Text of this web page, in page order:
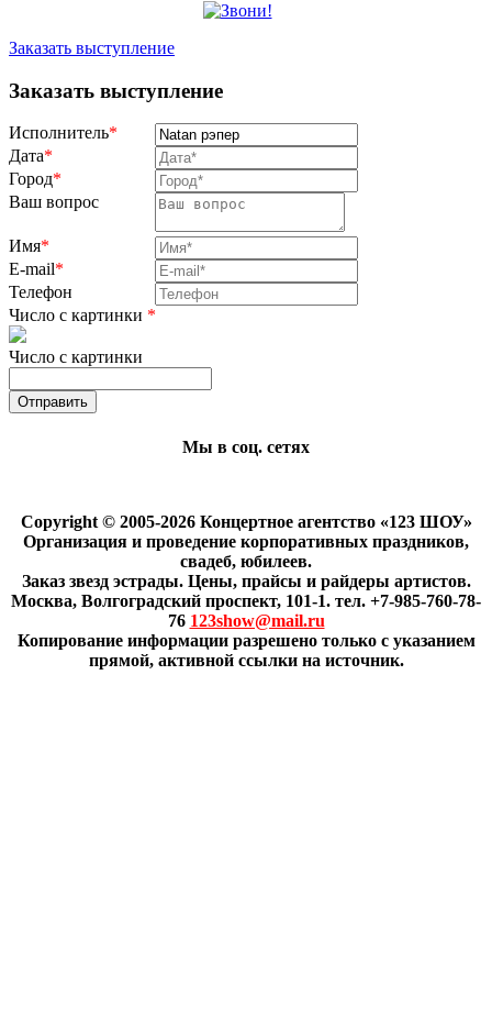
Заказать выступление
Заказать выступление
Исполнитель*
Дата*
Город*
Ваш вопрос
Имя*
E-mail*
Телефон
Число с картинки *
Число с картинки
Мы в соц. сетях
Copyright © 2005-2026 Концертное агентство «123 ШОУ»
Организация и проведение корпоративных праздников,
свадеб, юбилеев.
Заказ звезд эстрады. Цены, прайсы и райдеры артистов.
Москва, Волгоградский проспект, 101-1. тел. +7-985-760-78-
76 123show@mail.ru
Копирование информации разрешено только с указанием
прямой, активной ссылки на источник.